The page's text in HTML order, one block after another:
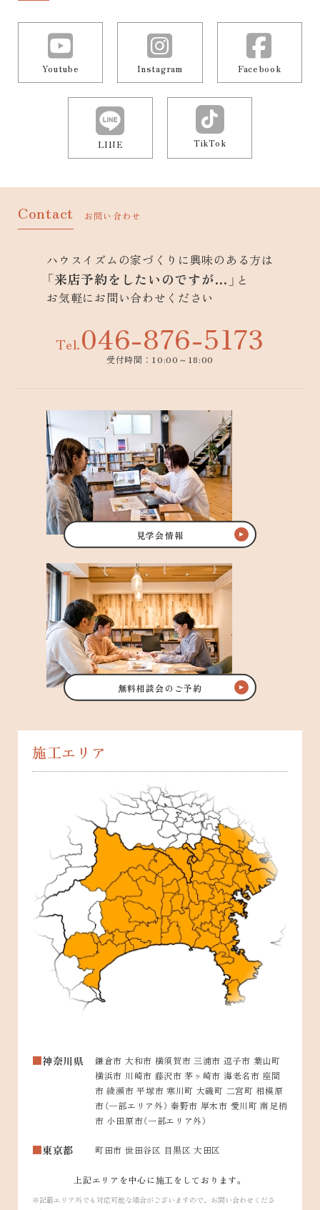
Youtube Instagram Facebook
LINE TikTok
Contact お問い合わせ
ハウスイズムの家づくりに興味のある方は
「来店予約をしたいのですが…」 と
お気軽にお問い合わせください
Tel.046-876-5173
受付時間：10:00～18:00
見学会情報
無料相談会のご予約
施工エリア
神奈川県
鎌倉市 大和市 横須賀市 三浦市 逗子市 葉山町
横浜市 川崎市 藤沢市 茅ヶ崎市 海老名市 座間
市 綾瀬市 平塚市 寒川町 大磯町 二宮町 相模原
市（一部エリア外） 秦野市 厚木市 愛川町 南足柄
市 小田原市（一部エリア外）
東京都 町田市 世田谷区 目黒区 大田区
上記エリアを中心に施工をしております。
記載エリア外でも対応可能な場合がございますので、お問い合わせくださ